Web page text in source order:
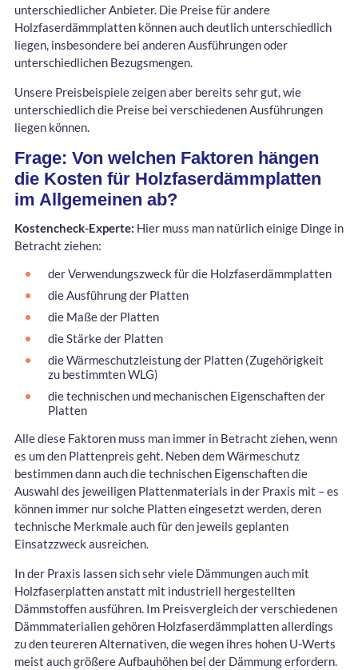
unterschiedlicher Anbieter. Die Preise für andere
Holzfaserdämmplatten können auch deutlich unterschiedlich
liegen, insbesondere bei anderen Ausführungen oder
unterschiedlichen Bezugsmengen.
Unsere Preisbeispiele zeigen aber bereits sehr gut, wie
unterschiedlich die Preise bei verschiedenen Ausführungen
liegen können.
Frage: Von welchen Faktoren hängen
die Kosten für Holzfaserdämmplatten
im Allgemeinen ab?
Kostencheck-Experte: Hier muss man natürlich einige Dinge in
Betracht ziehen:
der Verwendungszweck für die Holzfaserdämmplatten
die Ausführung der Platten
die Maße der Platten
die Stärke der Platten
die Wärmeschutzleistung der Platten (Zugehörigkeit
zu bestimmten WLG)
die technischen und mechanischen Eigenschaften der
Platten
Alle diese Faktoren muss man immer in Betracht ziehen, wenn
es um den Plattenpreis geht. Neben dem Wärmeschutz
bestimmen dann auch die technischen Eigenschaften die
Auswahl des jeweiligen Plattenmaterials in der Praxis mit – es
können immer nur solche Platten eingesetzt werden, deren
technische Merkmale auch für den jeweils geplanten
Einsatzzweck ausreichen.
In der Praxis lassen sich sehr viele Dämmungen auch mit
Holzfaserplatten anstatt mit industriell hergestellten
Dämmstoffen ausführen. Im Preisvergleich der verschiedenen
Dämmmaterialien gehören Holzfaserdämmplatten allerdings
zu den teureren Alternativen, die wegen ihres hohen U-Werts
meist auch größere Aufbauhöhen bei der Dämmung erfordern.